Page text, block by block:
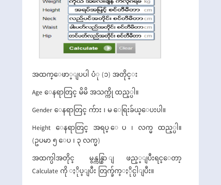
အထက္ေဖာ္ျပပါ ပံု (၁) အတိုင္း
Age ေနရာတြင္ မိမိ အသက္ကို ထည့္ပါ။
Gender ေနရာတြင္ က်ား ၊ မ ေရြးခ်ယ္ေပးပါ။
Height ေနရာတြင္ အရပ္ ေပ ၊ လက္မ ထည့္ပါ။
(ဥပမာ ၅ ေပ ၊ ၃ လက္မ)
အထက္ပါအတိုင္ မွန္ကန္စြာ ျဖည့္ျပီးရင္ေတာ့
Calculate ကို ႏိုပ္ျပီး တြက္ခ်က္ႏိုင္ပါျပီး။